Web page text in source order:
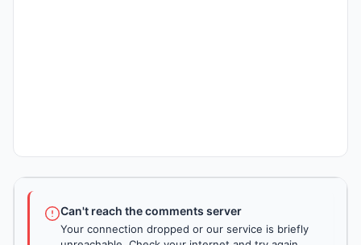
Can't reach the comments server
Your connection dropped or our service is briefly